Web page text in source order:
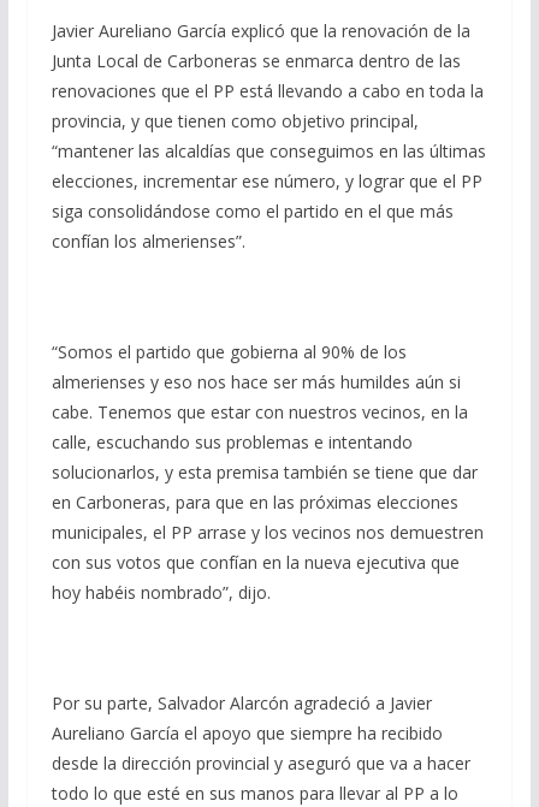
Javier Aureliano García explicó que la renovación de la
Junta Local de Carboneras se enmarca dentro de las
renovaciones que el PP está llevando a cabo en toda la
provincia, y que tienen como objetivo principal,
“mantener las alcaldías que conseguimos en las últimas
elecciones, incrementar ese número, y lograr que el PP
siga consolidándose como el partido en el que más
confían los almerienses”.
“Somos el partido que gobierna al 90% de los
almerienses y eso nos hace ser más humildes aún si
cabe. Tenemos que estar con nuestros vecinos, en la
calle, escuchando sus problemas e intentando
solucionarlos, y esta premisa también se tiene que dar
en Carboneras, para que en las próximas elecciones
municipales, el PP arrase y los vecinos nos demuestren
con sus votos que confían en la nueva ejecutiva que
hoy habéis nombrado”, dijo.
Por su parte, Salvador Alarcón agradeció a Javier
Aureliano García el apoyo que siempre ha recibido
desde la dirección provincial y aseguró que va a hacer
todo lo que esté en sus manos para llevar al PP a lo